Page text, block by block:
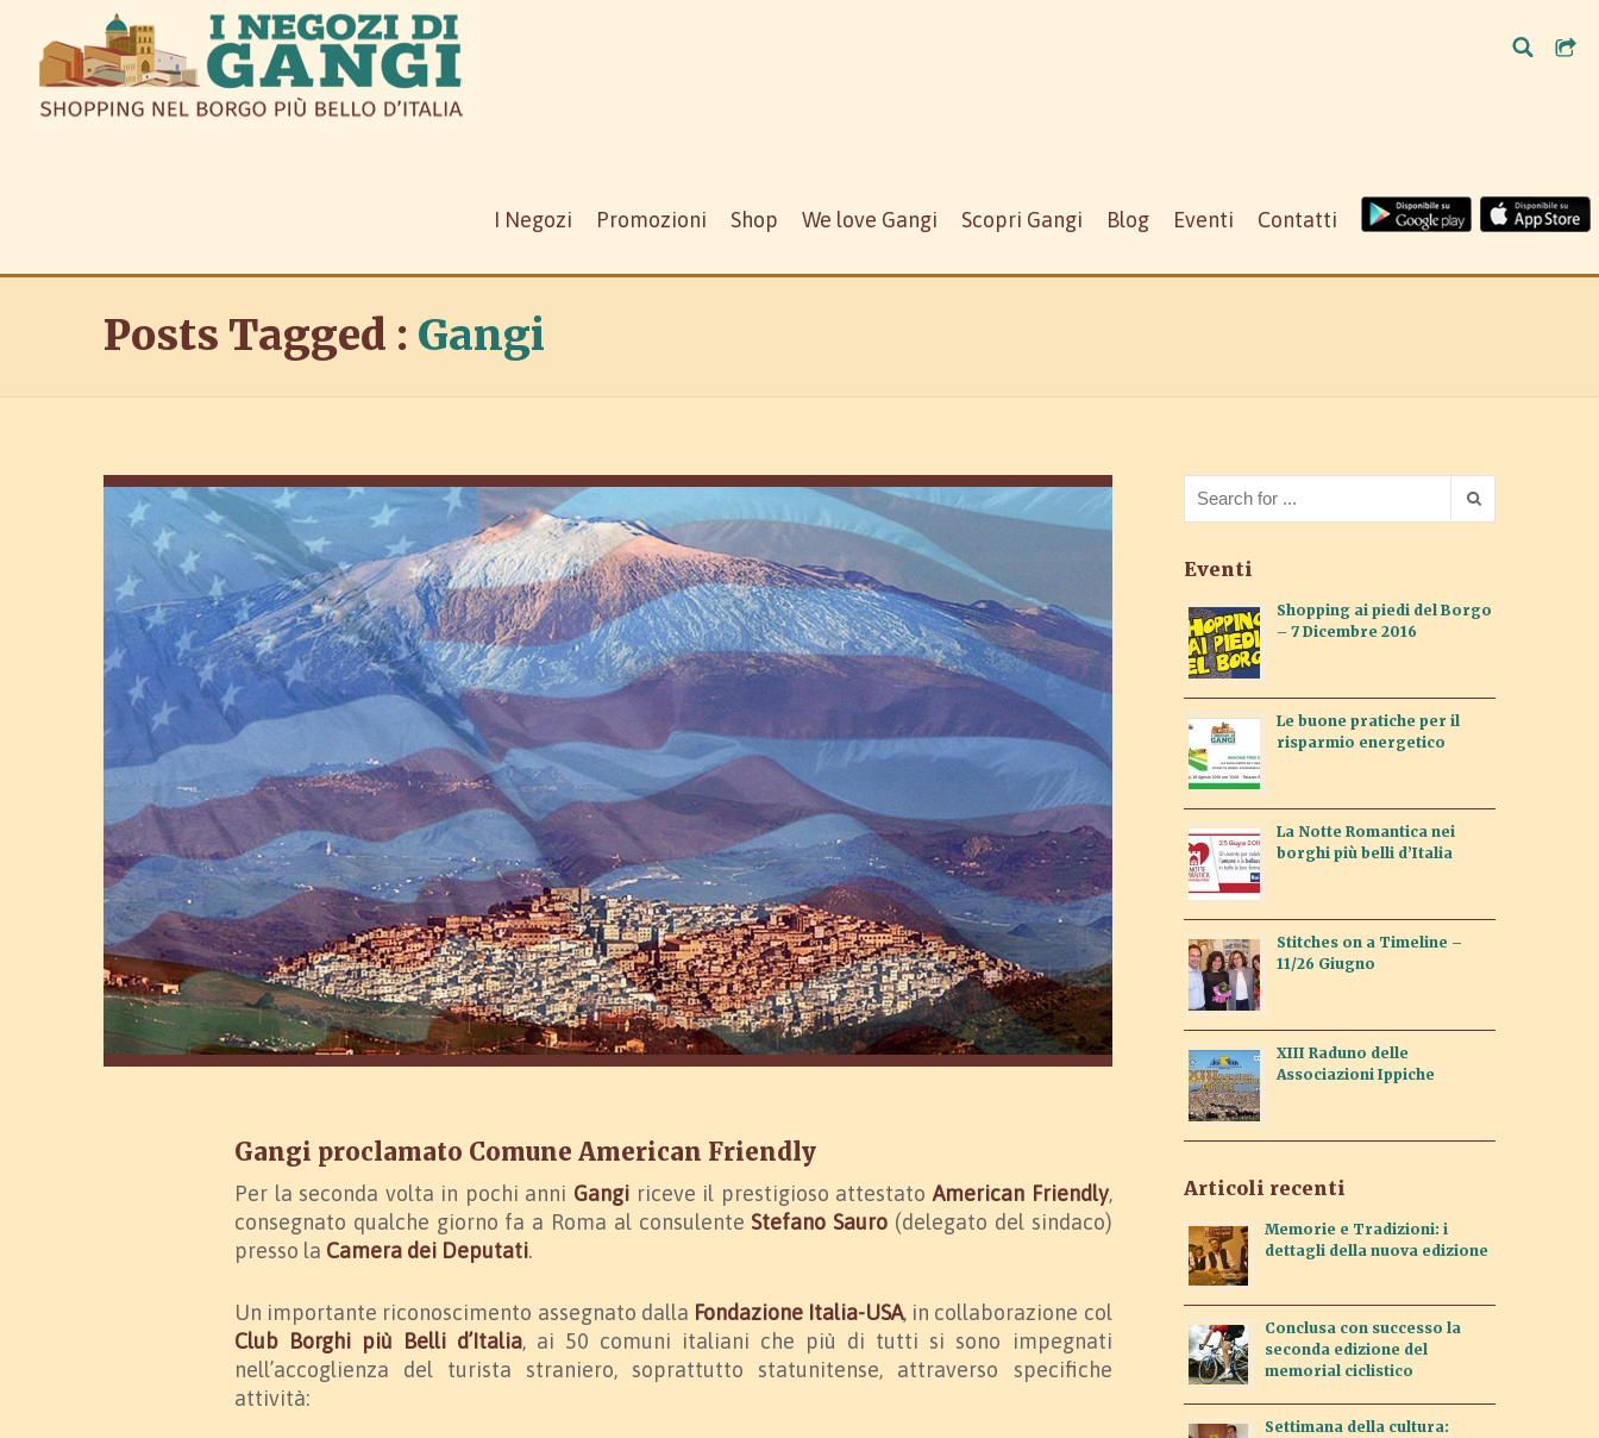
I Negozi Promozioni Shop We love Gangi Scopri Gangi Blog Eventi Contatti
Posts Tagged : Gangi
Gangi proclamato Comune American Friendly
Per la seconda volta in pochi anni Gangi riceve il prestigioso attestato American Friendly,
consegnato qualche giorno fa a Roma al consulente Stefano Sauro (delegato del sindaco)
presso la Camera dei Deputati.
Un importante riconoscimento assegnato dalla Fondazione Italia-USA, in collaborazione col
Club Borghi più Belli d’Italia, ai 50 comuni italiani che più di tutti si sono impegnati
nell’accoglienza del turista straniero, soprattutto statunitense, attraverso specifiche
attività:
Eventi
Shopping ai piedi del Borgo
– 7 Dicembre 2016
Le buone pratiche per il
risparmio energetico
La Notte Romantica nei
borghi più belli d’Italia
Stitches on a Timeline –
11/26 Giugno
XIII Raduno delle
Associazioni Ippiche
Articoli recenti
Memorie e Tradizioni: i
dettagli della nuova edizione
Conclusa con successo la
seconda edizione del
memorial ciclistico
Settimana della cultura: